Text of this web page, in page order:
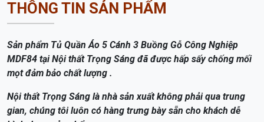
TỦ QUẦN ÁO 5 CÁNH 3 BUỒNG GỖ CÔNG
5,800,000 đ -6,000,000 đ
Bảo Hành:2 Năm
Danh Mục: Tủ Quần Áo Gỗ Công Nghiệp MDF